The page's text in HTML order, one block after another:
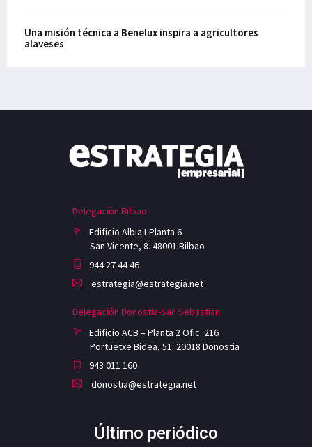
Una misión técnica a Benelux inspira a agricultores
alaveses
Delegación Bilbao
Edificio Albia I-Planta 6
San Vicente, 8. 48001 Bilbao
944 27 44 46
estrategia@estrategia.net
Delegación Donostia-San Sebastian
Edificio ACB – Planta 2 Ofic. 216
Portuetxe Bidea, 51. 20018 Donostia
943 011 160
donostia@estrategia.net
Último periódico